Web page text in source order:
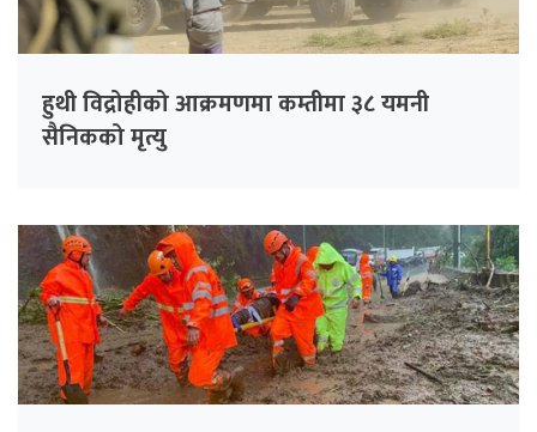
हुथी विद्रोहीको आक्रमणमा कम्तीमा ३८ यमनी
सैनिकको मृत्यु